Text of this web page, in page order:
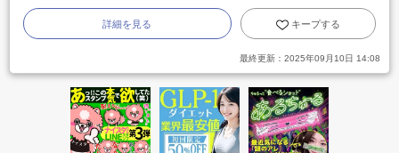
詳細を見る キープする
最終更新： 2025年09月10日 14:08